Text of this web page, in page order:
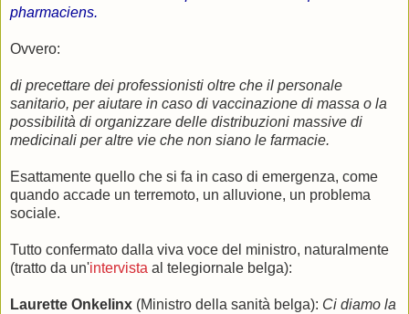
pharmaciens.
Ovvero:
di precettare dei professionisti oltre che il personale
sanitario, per aiutare in caso di vaccinazione di massa o la
possibilità di organizzare delle distribuzioni massive di
medicinali per altre vie che non siano le farmacie.
Esattamente quello che si fa in caso di emergenza, come
quando accade un terremoto, un alluvione, un problema
sociale.
Tutto confermato dalla viva voce del ministro, naturalmente
(tratto da un'intervista al telegiornale belga):
Laurette Onkelinx (Ministro della sanità belga): Ci diamo la